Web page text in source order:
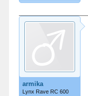
armika
Lynx Rave RC 600